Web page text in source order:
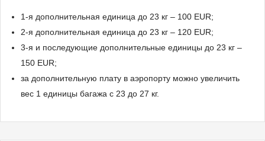
1-я дополнительная единица до 23 кг – 100 EUR;
2-я дополнительная единица до 23 кг – 120 EUR;
3-я и последующие дополнительные единицы до 23 кг –
150 EUR;
за дополнительную плату в аэропорту можно увеличить
вес 1 единицы багажа с 23 до 27 кг.